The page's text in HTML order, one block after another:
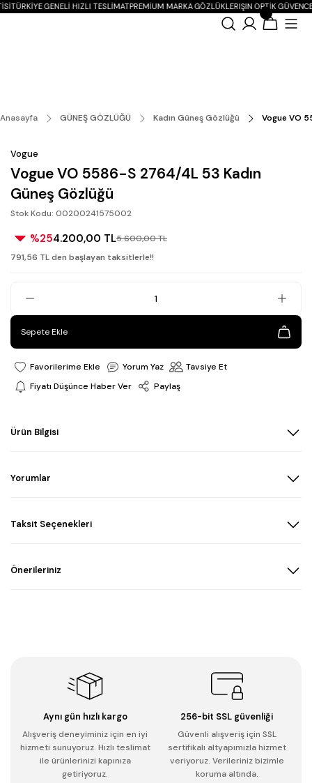
TÜRKIYE GENELI HIZLI TESLIMATPREMIUM MARKA GÖZLÜKLERIŞIN OPTIK
Anasayfa GÜNEŞ GÖZLÜĞÜ Kadın Güneş Gözlüğü Vogue VO
Vogue
Vogue VO 5586-S 2764/4L 53 Kadın
Güneş Gözlüğü
Stok Kodu: 00200241575002
%254.200,00 TL5.600,00 TL
791,56 TL den başlayan taksitlerle!!
Sepete Ekle
Yorum Yaz
Tavsiye Et
Fiyatı Düşünce Haber Ver
Paylaş
Ürün Bilgisi
Yorumlar
Taksit Seçenekleri
Önerileriniz
Aynı gün hızlı kargo
Alışveriş deneyiminiz için en iyi
hizmeti sunuyoruz. Hızlı teslimat
ile ürünlerinizi kapınıza
getiriyoruz.
256-bit SSL güvenliği
Güvenli alışveriş için SSL
sertifikalı altyapımızla hizmet
veriyoruz. Verileriniz bizimle
koruma altında.